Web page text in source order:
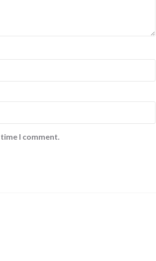
I comment.